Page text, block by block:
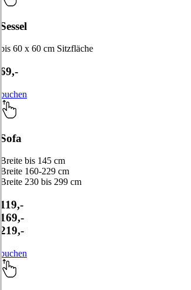
Sessel
bis 60 x 60 cm Sitzfläche
69,-
buchen
Sofa
Breite bis 145 cm
Breite 160-229 cm
Breite 230 bis 299 cm
119,-
169,-
219,-
buchen